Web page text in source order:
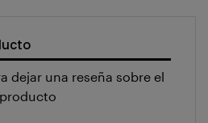
dejar una reseña sobre el
producto